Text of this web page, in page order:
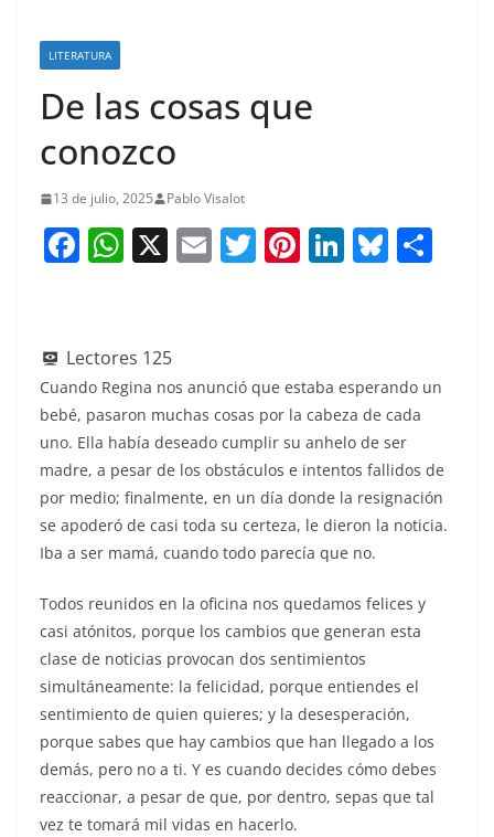
LITERATURA
De las cosas que
conozco
13 de julio, 2025 Pablo Visalot
F
e
b
o
o
k
W
s
A
p
p
X E T Pi
st
Li
dI
n
Bl
y
Lectores 125
Cuando Regina nos anunció que estaba esperando un
bebé, pasaron muchas cosas por la cabeza de cada
uno. Ella había deseado cumplir su anhelo de ser
madre, a pesar de los obstáculos e intentos fallidos de
por medio; finalmente, en un día donde la resignación
se apoderó de casi toda su certeza, le dieron la noticia.
Iba a ser mamá, cuando todo parecía que no.
Todos reunidos en la oficina nos quedamos felices y
casi atónitos, porque los cambios que generan esta
clase de noticias provocan dos sentimientos
simultáneamente: la felicidad, porque entiendes el
sentimiento de quien quieres; y la desesperación,
porque sabes que hay cambios que han llegado a los
demás, pero no a ti. Y es cuando decides cómo debes
reaccionar, a pesar de que, por dentro, sepas que tal
vez te tomará mil vidas en hacerlo.